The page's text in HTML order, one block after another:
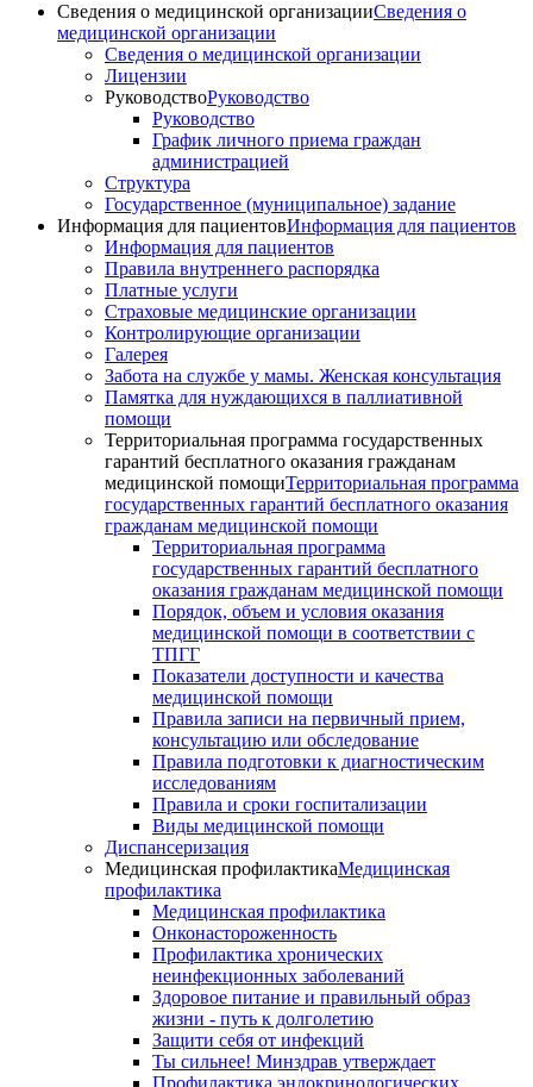
Сведения о медицинской организацииСведения о
медицинской организации
Сведения о медицинской организации
Лицензии
РуководствоРуководство
Руководство
График личного приема граждан
администрацией
Структура
Государственное (муниципальное) задание
Информация для пациентовИнформация для пациентов
Информация для пациентов
Правила внутреннего распорядка
Платные услуги
Страховые медицинские организации
Контролирующие организации
Галерея
Забота на службе у мамы. Женская консультация
Памятка для нуждающихся в паллиативной
помощи
Территориальная программа государственных
гарантий бесплатного оказания гражданам
медицинской помощиТерриториальная программа
государственных гарантий бесплатного оказания
гражданам медицинской помощи
Территориальная программа
государственных гарантий бесплатного
оказания гражданам медицинской помощи
Порядок, объем и условия оказания
медицинской помощи в соответствии с
ТПГГ
Показатели доступности и качества
медицинской помощи
Правила записи на первичный прием,
консультацию или обследование
Правила подготовки к диагностическим
исследованиям
Правила и сроки госпитализации
Виды медицинской помощи
Диспансеризация
Медицинская профилактикаМедицинская
профилактика
Медицинская профилактика
Онконастороженность
Профилактика хронических
неинфекционных заболеваний
Здоровое питание и правильный образ
жизни - путь к долголетию
Защити себя от инфекций
Ты сильнее! Минздрав утверждает